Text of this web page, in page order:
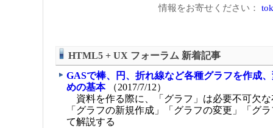
情報をお寄せください：
HTML5 + UX フォーラム 新着記事
GASで棒、円、折れ線など各種グラフを作成
めの基本（2017/7/12）
資料を作る際に、「グラフ」は必要不可欠
「グラフの新規作成」「グラフの変更」「グ
て解説する